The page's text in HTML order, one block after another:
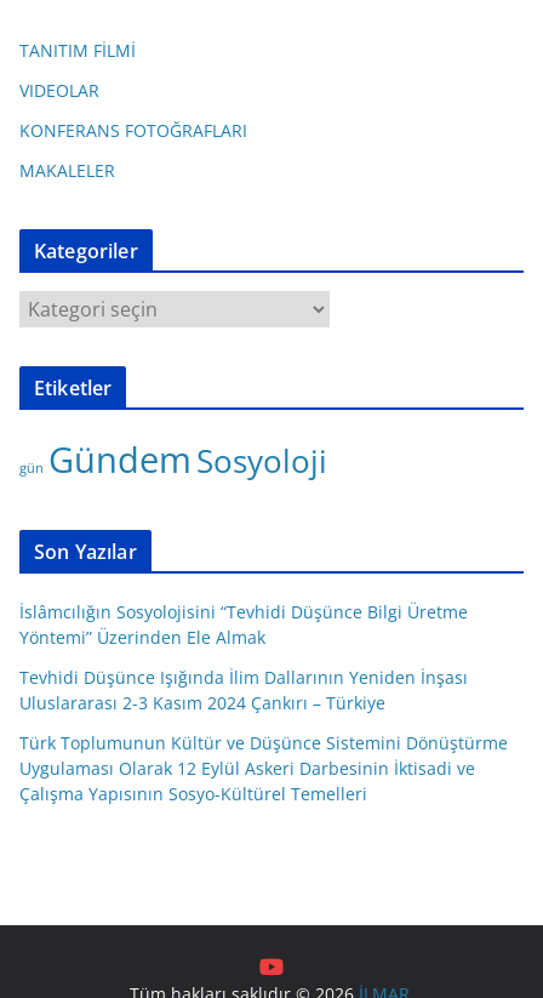
TANITIM FİLMİ
VIDEOLAR
KONFERANS FOTOĞRAFLARI
MAKALELER
Kategoriler
a
t
e
r
Etiketler
gün GündemSosyoloji
Son Yazılar
İslâmcılığın Sosyolojisini “Tevhidi Düşünce Bilgi Üretme
Yöntemi” Üzerinden Ele Almak
Tevhidi Düşünce Işığında İlim Dallarının Yeniden İnşası
Uluslararası 2-3 Kasım 2024 Çankırı – Türkiye
Türk Toplumunun Kültür ve Düşünce Sistemini Dönüştürme
Uygulaması Olarak 12 Eylül Askeri Darbesinin İktisadi ve
Çalışma Yapısının Sosyo-Kültürel Temelleri